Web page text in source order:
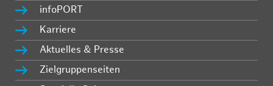
infoPORT
Karriere
Aktuelles & Presse
Zielgruppenseiten